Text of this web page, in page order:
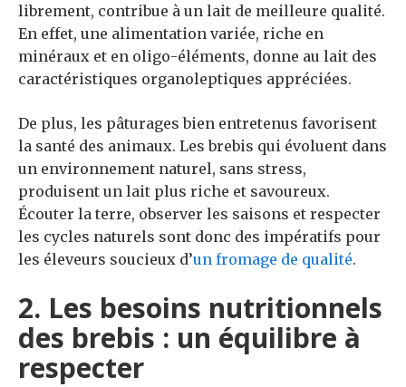
librement, contribue à un lait de meilleure qualité.
En effet, une alimentation variée, riche en
minéraux et en oligo-éléments, donne au lait des
caractéristiques organoleptiques appréciées.
De plus, les pâturages bien entretenus favorisent
la santé des animaux. Les brebis qui évoluent dans
un environnement naturel, sans stress,
produisent un lait plus riche et savoureux.
Écouter la terre, observer les saisons et respecter
les cycles naturels sont donc des impératifs pour
les éleveurs soucieux d’un fromage de qualité.
2. Les besoins nutritionnels
des brebis : un équilibre à
respecter